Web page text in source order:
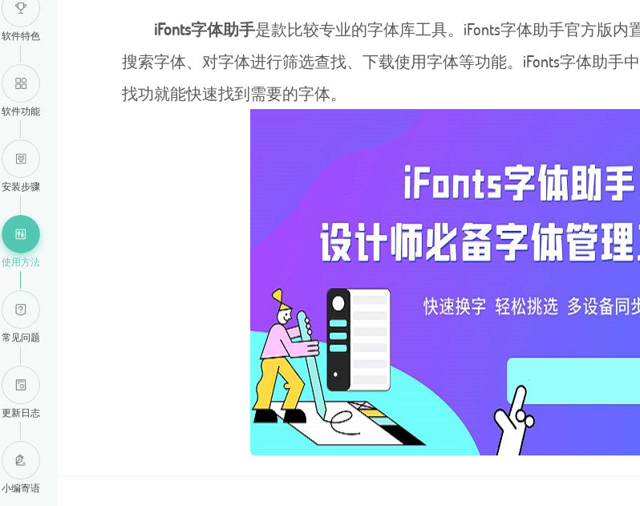
iFonts字体助手是款比较专业的字体库工具。iFonts字体助手官方版
搜索字体、对字体进行筛选查找、下载使用字体等功能。iFonts字体助手
找功就能快速找到需要的字体。
软件特色
软件功能
安装步骤
使用方法
常见问题
更新日志
小编寄语